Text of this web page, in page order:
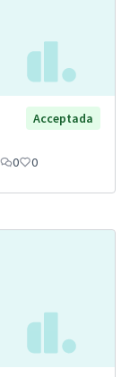
Acceptada
0 0